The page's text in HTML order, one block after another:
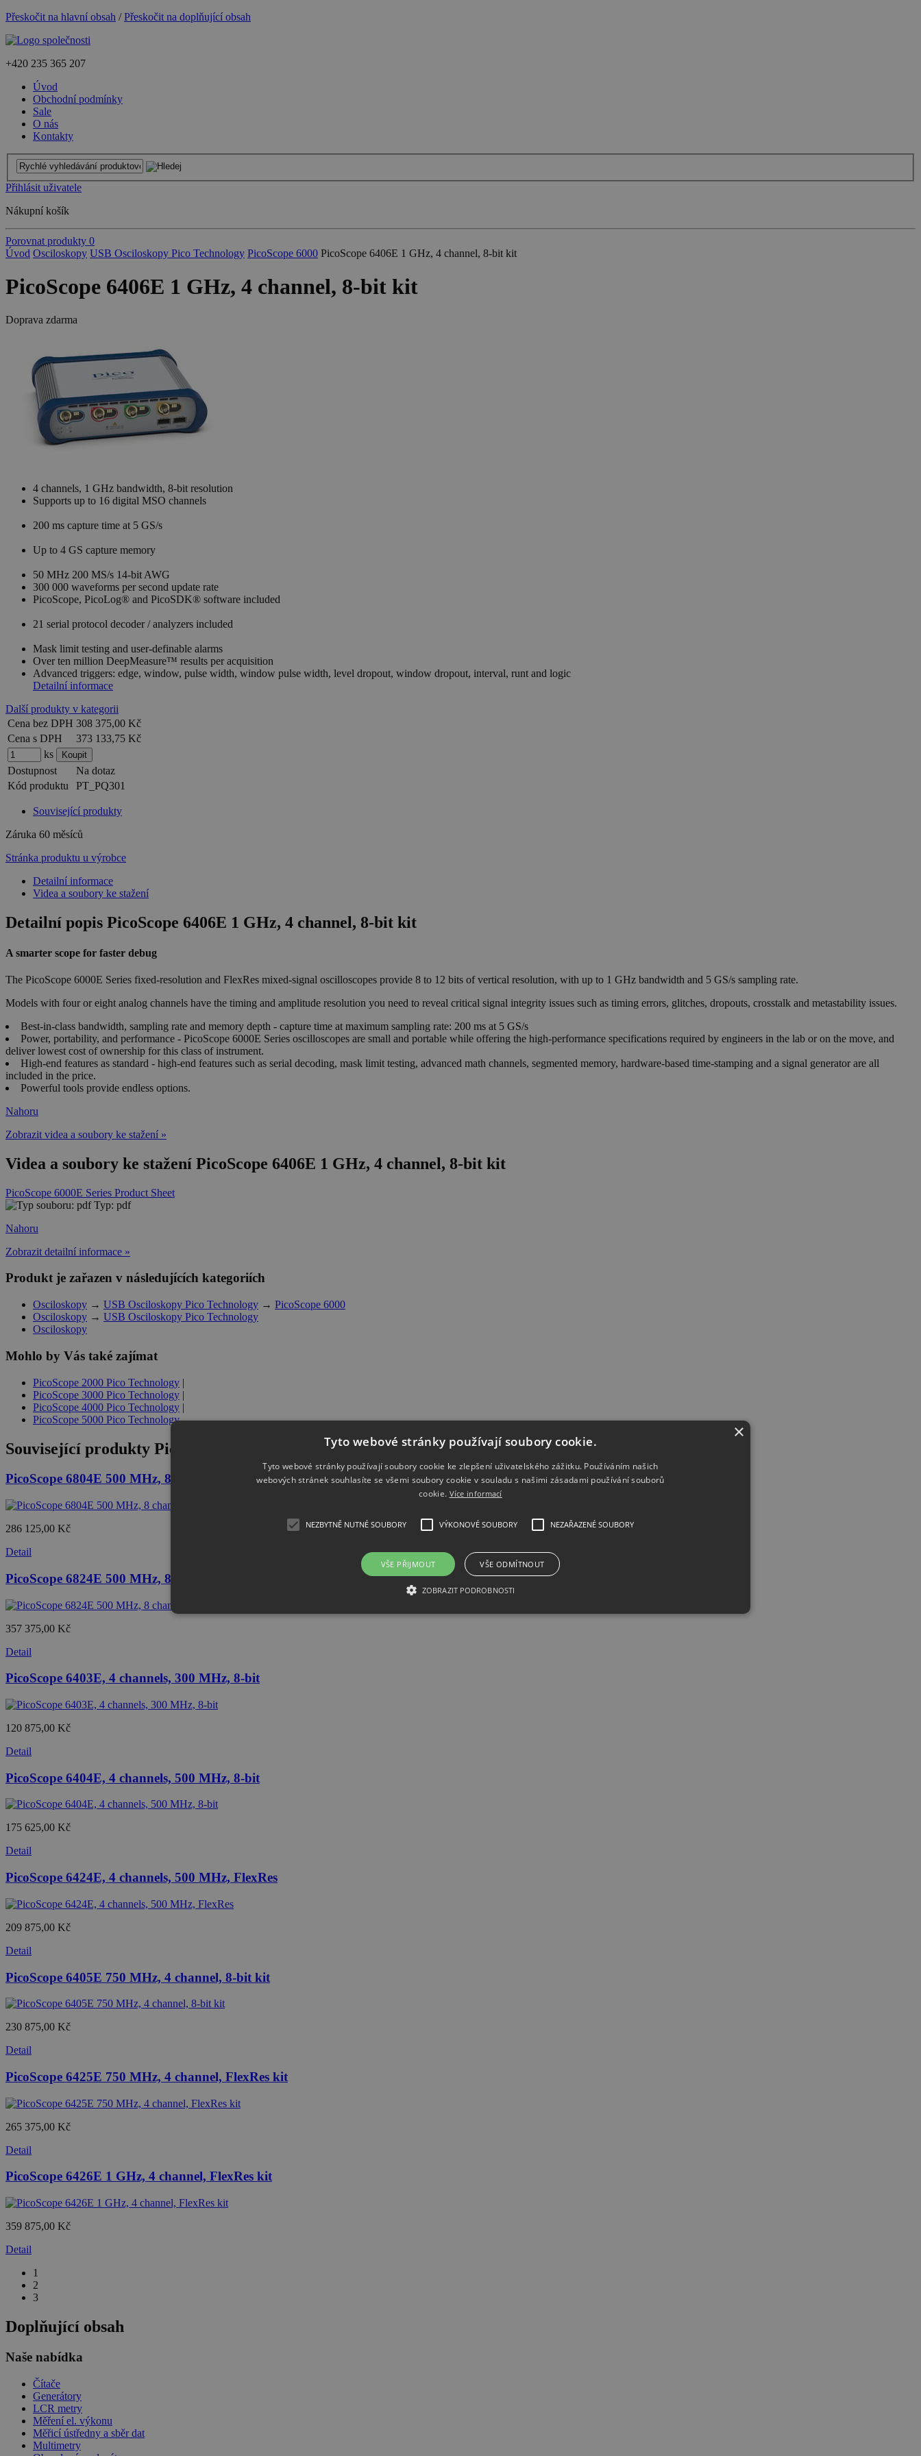
Přeskočit na hlavní obsah /Přeskočit na doplňující obsah
+420 235 365 207
Úvod
Obchodní podmínky
Sale
O nás
Kontakty
Přihlásit uživatele
Nákupní košík
Porovnat produkty 0
Úvod Osciloskopy USB Osciloskopy Pico Technology PicoScope 6000 PicoScope 6406E 1 GHz, 4 channel, 8-bit kit
PicoScope 6406E 1 GHz, 4 channel, 8-bit kit
Doprava zdarma
4 channels, 1 GHz bandwidth, 8-bit resolution
Supports up to 16 digital MSO channels
200 ms capture time at 5 GS/s
Up to 4 GS capture memory
50 MHz 200 MS/s 14-bit AWG
300 000 waveforms per second update rate
PicoScope, PicoLog® and PicoSDK® software included
21 serial protocol decoder / analyzers included
Mask limit testing and user-definable alarms
Over ten million DeepMeasure™ results per acquisition
Advanced triggers: edge, window, pulse width, window pulse width, level dropout, window dropout, interval, runt and logic
Detailní informace
Další produkty v kategorii
Cena bez DPH 308 375,00 Kč
Cena s DPH
373 133,75 Kč
ks
Dostupnost
Na dotaz
Kód produktu
PT_PQ301
Související produkty
Záruka 60 měsíců
Stránka produktu u výrobce
Detailní informace
Videa a soubory ke stažení
Detailní popis PicoScope 6406E 1 GHz, 4 channel, 8-bit kit
A smarter scope for faster debug
The PicoScope 6000E Series fixed-resolution and FlexRes mixed-signal oscilloscopes provide 8 to 12 bits of vertical resolution, with up to 1 GHz bandwidth and 5 GS/s sampling rate.
Models with four or eight analog channels have the timing and amplitude resolution you need to reveal critical signal integrity issues such as timing errors, glitches, dropouts, crosstalk and metastability issues.
Best-in-class bandwidth, sampling rate and memory depth - capture time at maximum sampling rate: 200 ms at 5 GS/s
Power, portability, and performance - PicoScope 6000E Series oscilloscopes are small and portable while offering the high-performance specifications required by engineers in the lab or on the move, and
deliver lowest cost of ownership for this class of instrument.
High-end features as standard - high-end features such as serial decoding, mask limit testing, advanced math channels, segmented memory, hardware‑based time-stamping and a signal generator are all
included in the price.
Powerful tools provide endless options.
Nahoru
Zobrazit videa a soubory ke stažení »
Videa a soubory ke stažení PicoScope 6406E 1 GHz, 4 channel, 8-bit kit
PicoScope 6000E Series Product Sheet
Typ: pdf
Nahoru
Zobrazit detailní informace »
Produkt je zařazen v následujících kategoriích
Osciloskopy → USB Osciloskopy Pico Technology → PicoScope 6000
Osciloskopy → USB Osciloskopy Pico Technology
Osciloskopy
Mohlo by Vás také zajímat
PicoScope 2000 Pico Technology |
PicoScope 3000 Pico Technology |
PicoScope 4000 Pico Technology |
PicoScope 5000 Pico Technology
Související produkty PicoScope 6406E 1 GHz, 4 channel, 8-bit kit
PicoScope 6804E 500 MHz, 8 channel, 8-bit
286 125,00 Kč
Detail
PicoScope 6824E 500 MHz, 8 channel, FlexRes
357 375,00 Kč
Detail
PicoScope 6403E, 4 channels, 300 MHz, 8-bit
120 875,00 Kč
Detail
PicoScope 6404E, 4 channels, 500 MHz, 8-bit
175 625,00 Kč
Detail
PicoScope 6424E, 4 channels, 500 MHz, FlexRes
209 875,00 Kč
Detail
PicoScope 6405E 750 MHz, 4 channel, 8-bit kit
230 875,00 Kč
Detail
PicoScope 6425E 750 MHz, 4 channel, FlexRes kit
265 375,00 Kč
Detail
PicoScope 6426E 1 GHz, 4 channel, FlexRes kit
359 875,00 Kč
Detail
1
2
3
Doplňující obsah
Naše nabídka
Čítače
Generátory
LCR metry
Měření el. výkonu
Měřicí ústředny a sběr dat
Multimetry
×
Tyto webové stránky používají soubory cookie.
Tyto webové stránky používají soubory cookie ke zlepšení uživatelského zážitku. Používáním našich
webových stránek souhlasíte se všemi soubory cookie v souladu s našimi zásadami používání souborů
cookie. Více informací
NEZBYTNĚ NUTNÉ SOUBORY VÝKONOVÉ SOUBORY NEZAŘAZENÉ SOUBORY
VŠE PŘIJMOUT VŠE ODMÍTNOUT
ZOBRAZIT PODROBNOSTI